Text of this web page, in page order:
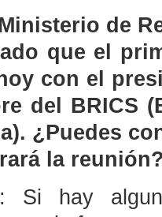
de
que el
con el
del BRICS
¿Puedes
la
Si hay